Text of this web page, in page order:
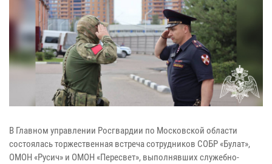
В Главном управлении Росгвардии по Московской области
состоялась торжественная встреча сотрудников СОБР «Булат»,
ОМОН «Русич» и ОМОН «Пересвет», выполнявших служебно-